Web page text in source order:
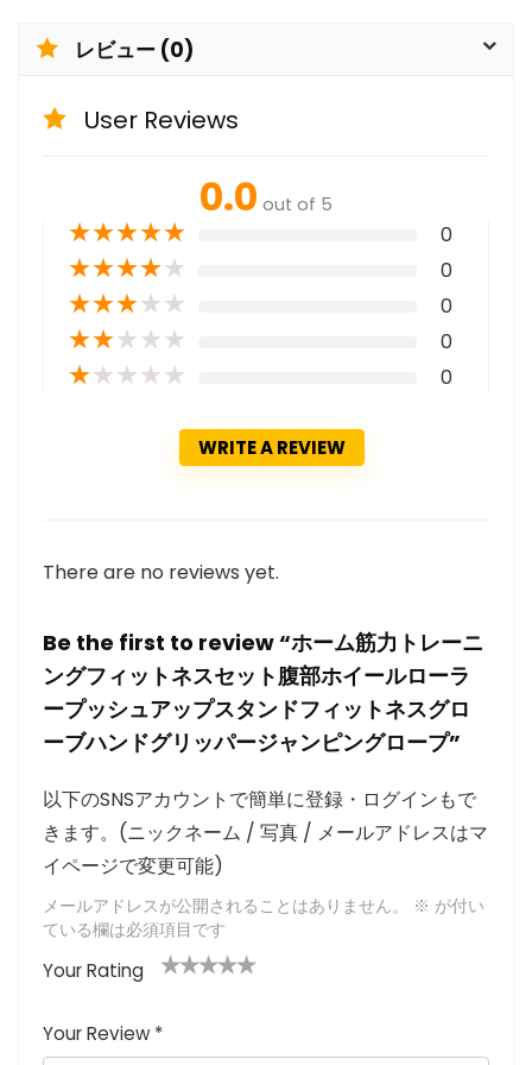
レビュー (0)
User Reviews
0.0 out of 5
★★★★★ 0
★★★★★ 0
★★★★★ 0
★★★★★ 0
★★★★★ 0
WRITE A REVIEW
There are no reviews yet.
Be the first to review “ホーム筋力トレーニ
ングフィットネスセット腹部ホイールローラ
ープッシュアップスタンドフィットネスグロ
ーブハンドグリッパージャンピングロープ”
以下のSNSアカウントで簡単に登録・ログインもで
きます。(ニックネーム / 写真 / メールアドレスはマ
イページで変更可能)
メールアドレスが公開されることはありません。 ※ が付い
ている欄は必須項目です
Your Rating
つ
星
星
(最
(最高
評価:
(最高評
価: 5つ
高評価: 5
つ星)
Your Review *